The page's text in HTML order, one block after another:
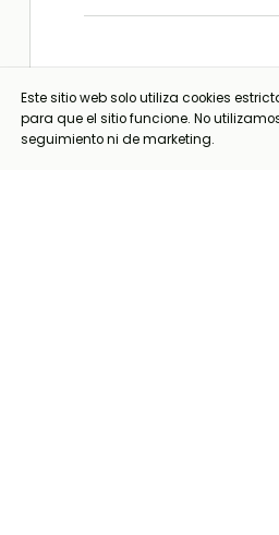
Este sitio web solo utiliza cookies
para que el sitio funcione. No
seguimiento ni de marketing.